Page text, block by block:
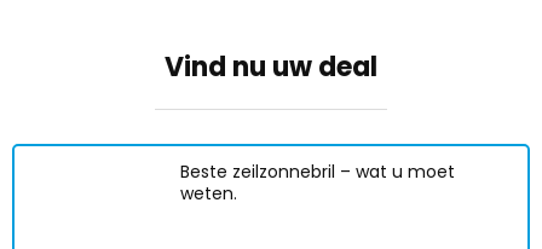
Vind nu uw deal
Beste zeilzonnebril – wat u moet
weten.